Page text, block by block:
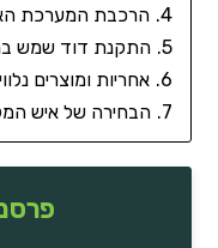
הרכבת המערכת
התקנת דוד שמש
אחריות ומוצרים
הבחירה של איש